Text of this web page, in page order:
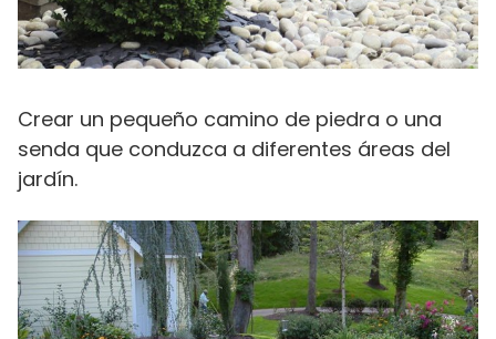
Crear un pequeño camino de piedra o una
senda que conduzca a diferentes áreas del
jardín.